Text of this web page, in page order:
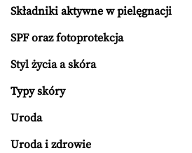
Składniki aktywne w pielęgnacji
SPF oraz fotoprotekcja
Styl życia a skóra
Typy skóry
Uroda
Uroda i zdrowie